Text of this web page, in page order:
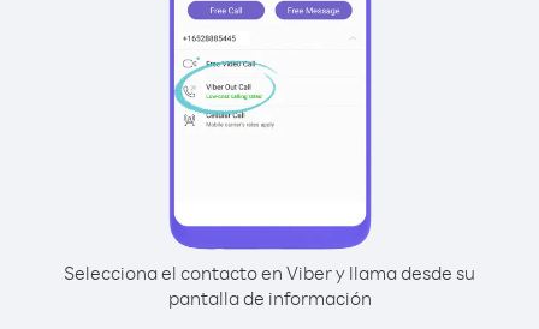
Selecciona el contacto en Viber y llama desde su
pantalla de información